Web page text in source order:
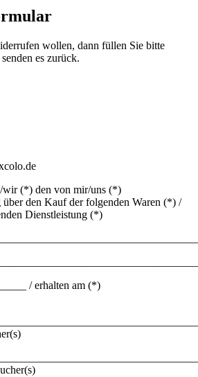
wollen, dann füllen Sie bitte
es zurück.
(*) den von mir/uns (*)
über den Kauf der folgenden Waren (*) /
Dienstleistung (*)
/ erhalten am (*)